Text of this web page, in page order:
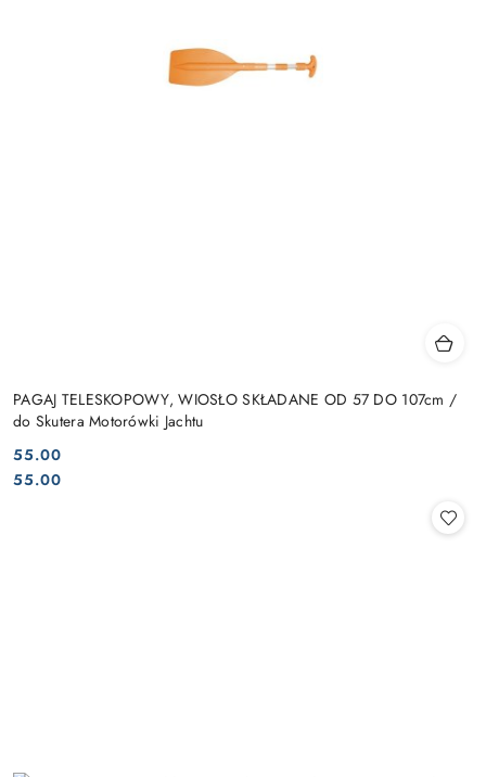
PAGAJ TELESKOPOWY, WIOSŁO SKŁADANE OD 57 DO 107cm /
do Skutera Motorówki Jachtu
Cena:
55.00
Cena:
55.00